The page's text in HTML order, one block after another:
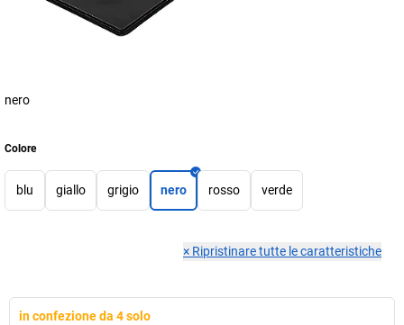
nero
Colore
blu giallo grigio nero rosso verde
× Ripristinare tutte le caratteristiche
in confezione da 4 solo